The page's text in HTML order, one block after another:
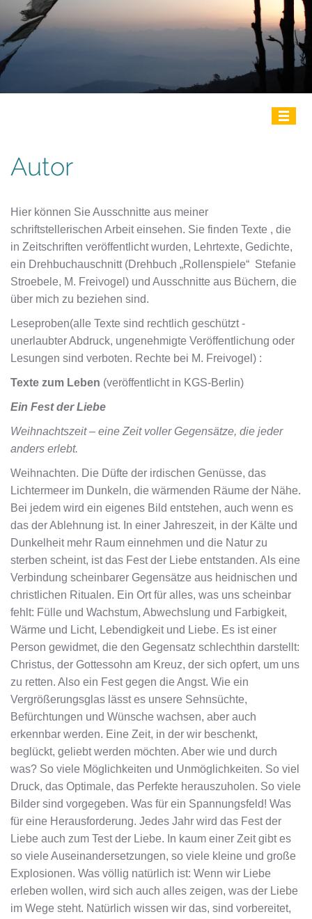
≡
Autor
Hier können Sie Ausschnitte aus meiner
schriftstellerischen Arbeit einsehen. Sie finden Texte , die
in Zeitschriften veröffentlicht wurden, Lehrtexte, Gedichte,
ein Drehbuchauschnitt (Drehbuch „Rollenspiele“ Stefanie
Stroebele, M. Freivogel) und Ausschnitte aus Büchern, die
über mich zu beziehen sind.
Leseproben(alle Texte sind rechtlich geschützt -
unerlaubter Abdruck, ungenehmigte Veröffentlichung oder
Lesungen sind verboten. Rechte bei M. Freivogel) :
Texte zum Leben (veröffentlicht in KGS-Berlin)
Ein Fest der Liebe
Weihnachtszeit – eine Zeit voller Gegensätze, die jeder
anders erlebt.
Weihnachten. Die Düfte der irdischen Genüsse, das
Lichtermeer im Dunkeln, die wärmenden Räume der Nähe.
Bei jedem wird ein eigenes Bild entstehen, auch wenn es
das der Ablehnung ist. In einer Jahreszeit, in der Kälte und
Dunkelheit mehr Raum einnehmen und die Natur zu
sterben scheint, ist das Fest der Liebe entstanden. Als eine
Verbindung scheinbarer Gegensätze aus heidnischen und
christlichen Ritualen. Ein Ort für alles, was uns scheinbar
fehlt: Fülle und Wachstum, Abwechslung und Farbigkeit,
Wärme und Licht, Lebendigkeit und Liebe. Es ist einer
Person gewidmet, die den Gegensatz schlechthin darstellt:
Christus, der Gottessohn am Kreuz, der sich opfert, um uns
zu retten. Also ein Fest gegen die Angst. Wie ein
Vergrößerungsglas lässt es unsere Sehnsüchte,
Befürchtungen und Wünsche wachsen, aber auch
erkennbar werden. Eine Zeit, in der wir beschenkt,
beglückt, geliebt werden möchten. Aber wie und durch
was? So viele Möglichkeiten und Unmöglichkeiten. So viel
Druck, das Optimale, das Perfekte herauszuholen. So viele
Bilder sind vorgegeben. Was für ein Spannungsfeld! Was
für eine Herausforderung. Jedes Jahr wird das Fest der
Liebe auch zum Test der Liebe. In kaum einer Zeit gibt es
so viele Auseinandersetzungen, so viele kleine und große
Explosionen. Was völlig natürlich ist: Wenn wir Liebe
erleben wollen, wird sich auch alles zeigen, was der Liebe
im Wege steht. Natürlich wissen wir das, sind vorbereitet,